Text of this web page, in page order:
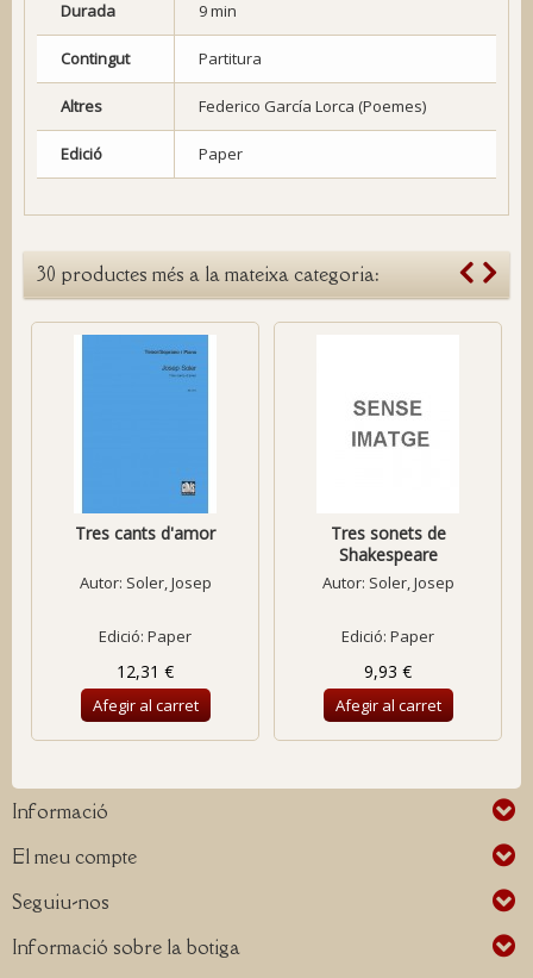
Durada 9 min
Contingut Partitura
Altres Federico García Lorca (Poemes)
Edició Paper
30 productes més a la mateixa categoria:
Tres cants d'amor
Autor: Soler, Josep
Edició: Paper
12,31 €
Afegir al carret
Tres sonets de
Shakespeare
Autor: Soler, Josep
Edició: Paper
9,93 €
Afegir al carret
Informació
El meu compte
Seguiu-nos
Informació sobre la botiga